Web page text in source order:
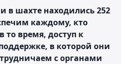
в шахте находились 252
каждому, кто
то время, доступ к
в которой они
с органами